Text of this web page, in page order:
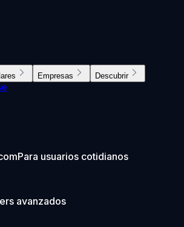
Empresas Descubrir
Para usuarios cotidianos
avanzados